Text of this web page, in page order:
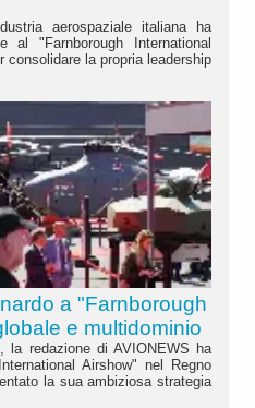
aerospaziale italiana ha
al "Farnborough International
consolidare la propria leadership
a "Farnborough
e multidominio
redazione di AVIONEWS ha
Airshow" nel Regno
la sua ambiziosa strategia